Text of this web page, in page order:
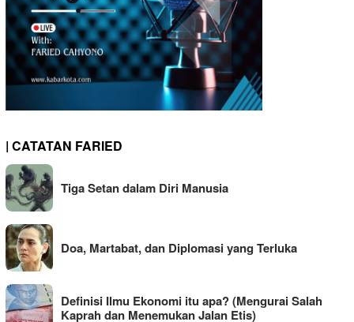
| CATATAN FARIED
Tiga Setan dalam Diri Manusia
Doa, Martabat, dan Diplomasi yang Terluka
Definisi Ilmu Ekonomi itu apa? (Mengurai Salah
Kaprah dan Menemukan Jalan Etis)